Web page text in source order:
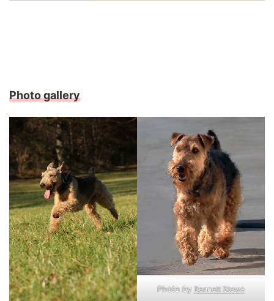
Photo gallery
Photo by Rennett Stowe